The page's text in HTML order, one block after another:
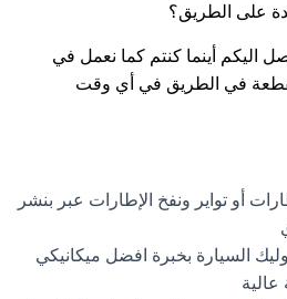
على الطريق؟
اليكم أينما كنتم كما نعمل في
في الطريق في أي وقت
أو تواير ونفخ الإطارات عبر بنشر
السيارة بخبرة افضل ميكانيكي